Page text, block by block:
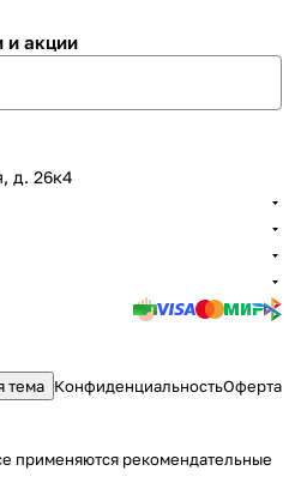
и акции
д. 26к4
тема КонфиденциальностьОферта
применяются рекомендательные